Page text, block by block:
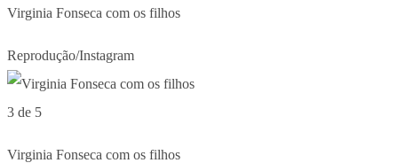
Virginia Fonseca com os filhos
Reprodução/Instagram
3 de 5
Virginia Fonseca com os filhos